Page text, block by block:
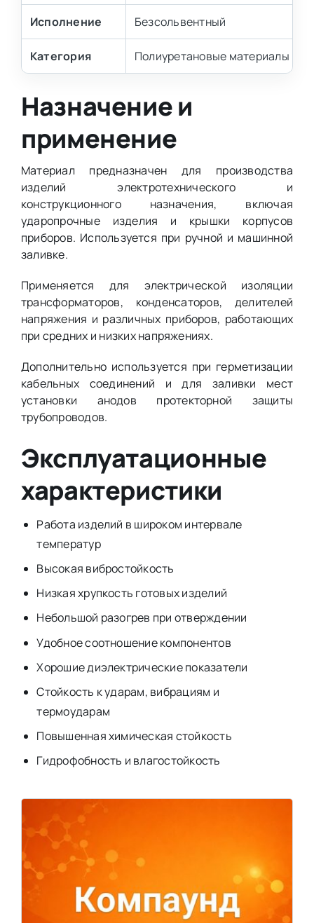
Исполнение Безсольвентный
Категория Полиуретановые материалы и
Назначение и
применение
Материал предназначен для производства
изделий электротехнического и
конструкционного назначения, включая
ударопрочные изделия и крышки корпусов
приборов. Используется при ручной и машинной
заливке.
Применяется для электрической изоляции
трансформаторов, конденсаторов, делителей
напряжения и различных приборов, работающих
при средних и низких напряжениях.
Дополнительно используется при герметизации
кабельных соединений и для заливки мест
установки анодов протекторной защиты
трубопроводов.
Эксплуатационные
характеристики
Работа изделий в широком интервале
температур
Высокая вибростойкость
Низкая хрупкость готовых изделий
Небольшой разогрев при отверждении
Удобное соотношение компонентов
Хорошие диэлектрические показатели
Стойкость к ударам, вибрациям и
термоударам
Повышенная химическая стойкость
Гидрофобность и влагостойкость